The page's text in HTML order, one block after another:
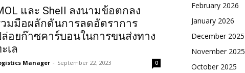
และ Shell ลงนามข้อตกลง
มมือผลักดันการลดอัตราการ
อยก๊าซคาร์บอนในการขนส่งทาง
เล
Manager - September 22, 2023 0
February 2026
January 2026
December 2025
November 2025
October 2025